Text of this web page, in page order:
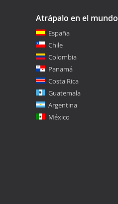
Atrápalo en el mundo
España
Chile
Colombia
Panamá
Costa Rica
Guatemala
Argentina
México